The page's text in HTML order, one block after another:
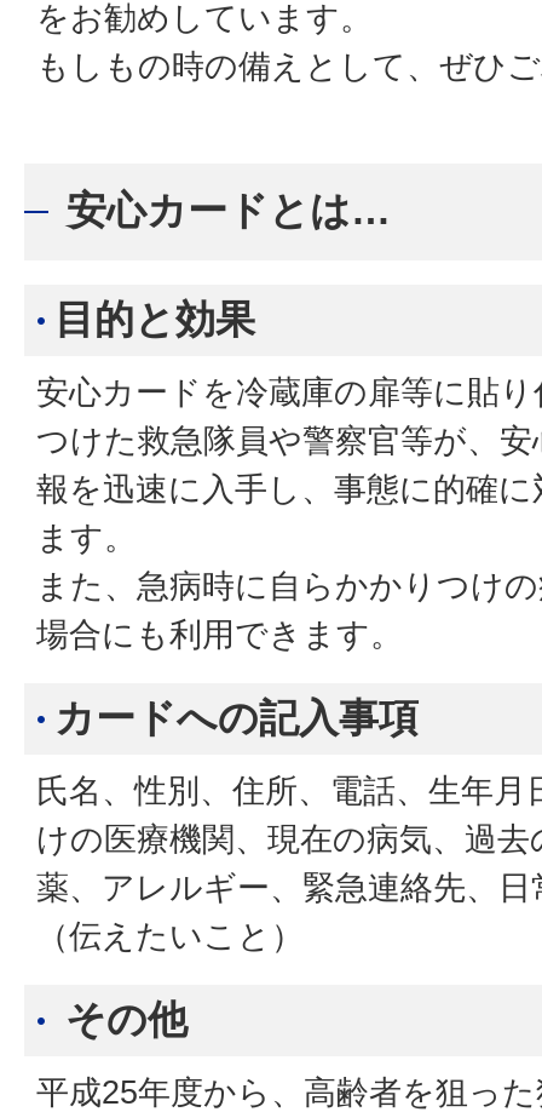
をお勧めしています。
もしもの時の備えとして、ぜひ
安心カードとは…
目的と効果
安心カードを冷蔵庫の扉等に貼
つけた救急隊員や警察官等が、
報を迅速に入手し、事態に的確
ます。
また、急病時に自らかかりつけ
場合にも利用できます。
カードへの記入事項
氏名、性別、住所、電話、生年
けの医療機関、現在の病気、過
薬、アレルギー、緊急連絡先、
（伝えたいこと）
その他
平成25年度から、高齢者を狙っ